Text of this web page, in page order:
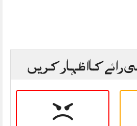
رائے کا اظہار کریں